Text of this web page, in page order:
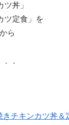
ツ丼」
ツ定食」を
ら
、
チキンカツ丼＆